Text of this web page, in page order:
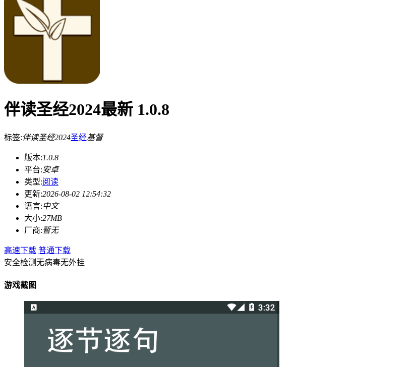
伴读圣经2024最新 1.0.8
标签:伴读圣经2024圣经基督
版本:1.0.8
平台:安卓
类型:阅读
更新:2026-08-02 12:54:32
语言:中文
大小:27MB
厂商:暂无
高速下载 普通下载
安全检测无病毒无外挂
游戏截图